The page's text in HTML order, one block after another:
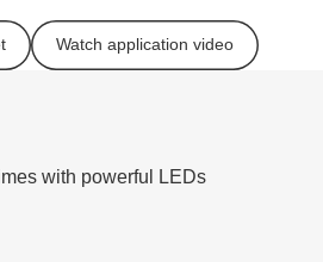
Watch application video
with powerful LEDs